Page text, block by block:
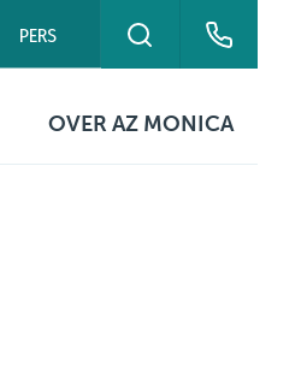
PERS
ZOEKEN
03 240 20 60
OVER AZ MONICA